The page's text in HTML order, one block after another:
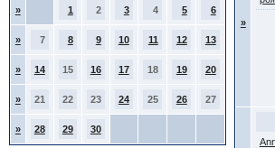
» 1 2 3 4 5 6
» 7 8 9 10 11 12 13
» 14 15 16 17 18 19 20
» 21 22 23 24 25 26 27
» 28 29 30
»